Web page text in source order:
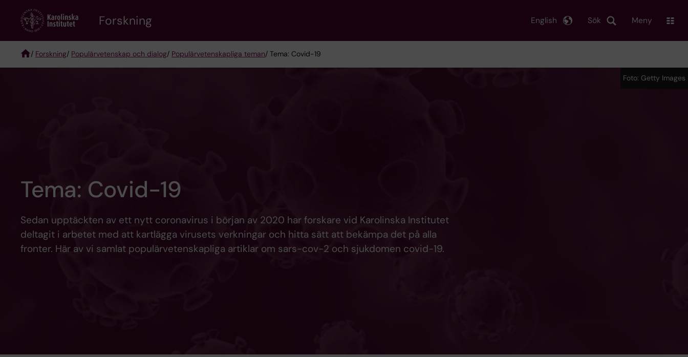
content
Forskning Sök
English Meny
Breadcrumb
/ Forskning/ Populärvetenskap och dialog/ Populärvetenskapliga teman/ Tema: Covid-19
Tema: Covid-19
Sedan upptäckten av ett nytt coronavirus i början av 2020 har forskare vid Karolinska Institutet
deltagit i arbetet med att kartlägga virusets verkningar och hitta sätt att bekämpa det på alla
fronter. Här av vi samlat populärvetenskapliga artiklar om sars-cov-2 och sjukdomen covid-19.
Foto: Getty Images